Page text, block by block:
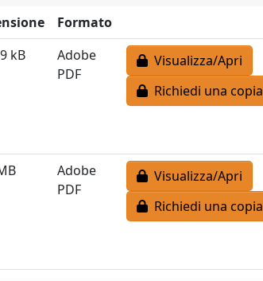
Formato
kB
Adobe
PDF
Visualizza/Apri
Richiedi una copia
Adobe
PDF
Visualizza/Apri
Richiedi una copia